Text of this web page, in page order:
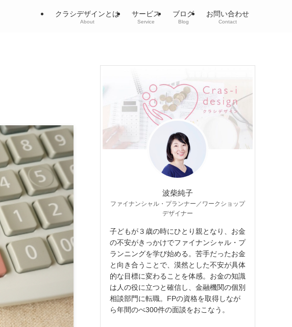
クラシデザインとは
About
サービス
Service
ブログ
Blog
お問い合わせ
Contact
波柴純子
ファイナンシャル・プランナー／ワークショップ
デザイナー
子どもが３歳の時にひとり親となり、お金
の不安がきっかけでファイナンシャル・プ
ランニングを学び始める。苦手だったお金
と向き合うことで、漠然とした不安が具体
的な目標に変わることを体感。お金の知識
は人の役に立つと確信し、金融機関の個別
相談部門に転職。FPの資格を取得しなが
ら年間のべ300件の面談をおこなう。